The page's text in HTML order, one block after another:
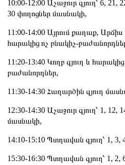
10:00-12:00 Աչաջուր գյուղ՝ 6, 21,
30 փողոցներ մասնակի,
11:00-14:00 Այրում քաղաք, Արճիս
հարակից ոչ բնակիչ-
11:20-13:40 Կողբ գյուղ և
բաժանորդներ,
11։30-14։30 Հաղարծին գյուղ
12:30-14:30 Աչաջուր գյուղ՝ 1, 12,
մասնակի,
14:10-15:10 Պտղավան գյուղ՝ 1,
15:30-16:30 Պտղավան գյուղ՝ 1,